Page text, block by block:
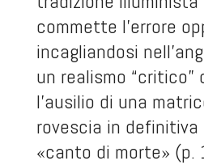
commette l’errore
incagliandosi
un realismo “critico”
l’ausilio di una
rovescia in
«canto di morte» (p.